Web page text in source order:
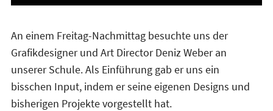
An einem Freitag-Nachmittag besuchte uns der
Grafikdesigner und Art Director Deniz Weber an
unserer Schule. Als Einführung gab er uns ein
bisschen Input, indem er seine eigenen Designs und
bisherigen Projekte vorgestellt hat.